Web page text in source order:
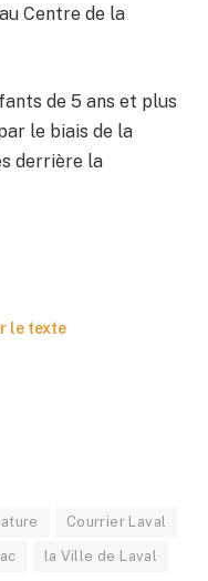
Centre de la
de 5 ans et plus
le biais de la
derrière la
le texte
Courrier Laval
la Ville de Laval